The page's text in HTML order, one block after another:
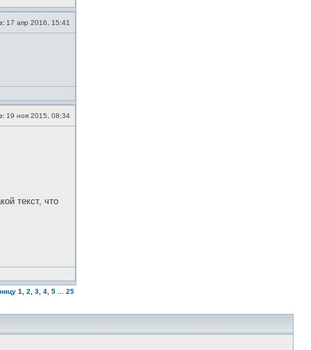
17 апр 2016, 15:41
19 ноя 2015, 08:34
текст, что
1 2 3 4 5 25